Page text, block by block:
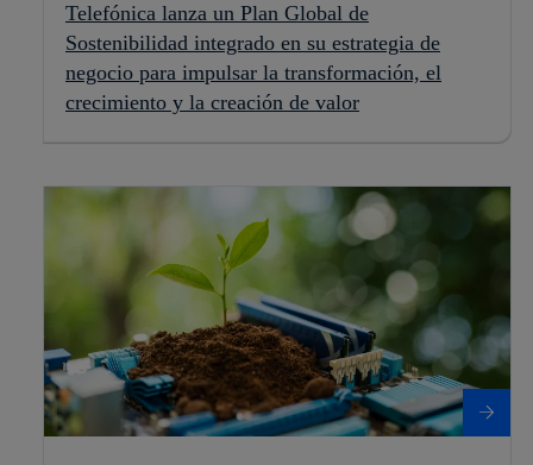
Telefónica lanza un Plan Global de
Sostenibilidad integrado en su estrategia de
negocio para impulsar la transformación, el
crecimiento y la creación de valor